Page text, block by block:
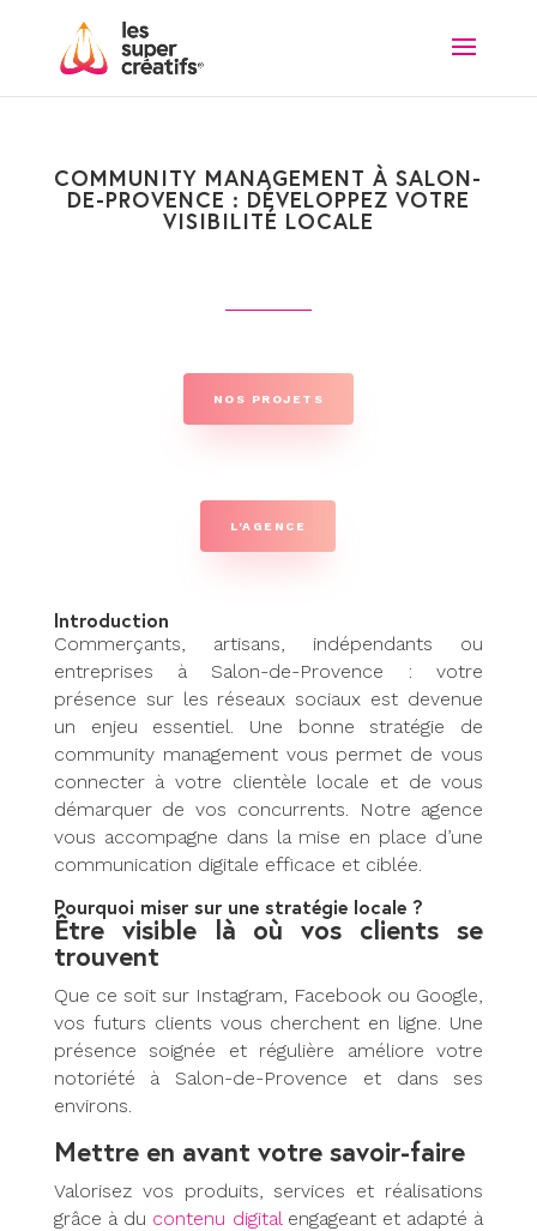
COMMUNITY MANAGEMENT À SALON-
DE-PROVENCE : DÉVELOPPEZ VOTRE
VISIBILITÉ LOCALE
NOS PROJETS
L'AGENCE
Introduction
Commerçants, artisans, indépendants ou
entreprises à Salon-de-Provence : votre
présence sur les réseaux sociaux est devenue
un enjeu essentiel. Une bonne stratégie de
community management vous permet de vous
connecter à votre clientèle locale et de vous
démarquer de vos concurrents. Notre agence
vous accompagne dans la mise en place d’une
communication digitale efficace et ciblée.
Pourquoi miser sur une stratégie locale ?
Être visible là où vos clients se
trouvent
Que ce soit sur Instagram, Facebook ou Google,
vos futurs clients vous cherchent en ligne. Une
présence soignée et régulière améliore votre
notoriété à Salon-de-Provence et dans ses
environs.
Mettre en avant votre savoir-faire
Valorisez vos produits, services et réalisations
grâce à du contenu digitalengageant et adapté à